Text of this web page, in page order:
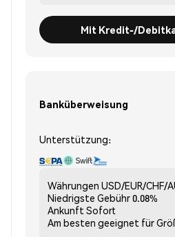
Mit Kredit-/
Banküberweisung
Unterstützung:
Währungen USD/EUR/CHF/
Niedrigste Gebühr0.08%
Ankunft Sofort
Am besten geeignet für